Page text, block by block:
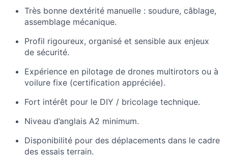
Très bonne dextérité manuelle : soudure, câblage,
assemblage mécanique.
Profil rigoureux, organisé et sensible aux enjeux
de sécurité.
Expérience en pilotage de drones multirotors ou à
voilure fixe (certification appréciée).
Fort intérêt pour le DIY / bricolage technique.
Niveau d’anglais A2 minimum.
Disponibilité pour des déplacements dans le cadre
des essais terrain.